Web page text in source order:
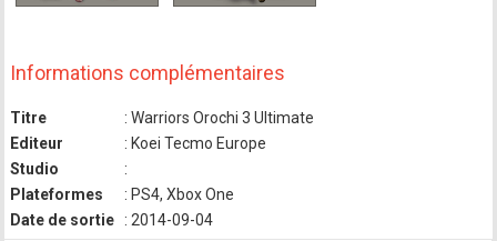
Informations complémentaires
Titre
: Warriors Orochi 3 Ultimate
Editeur
: Koei Tecmo Europe
Studio
:
Plateformes
: PS4, Xbox One
Date de sortie
: 2014-09-04